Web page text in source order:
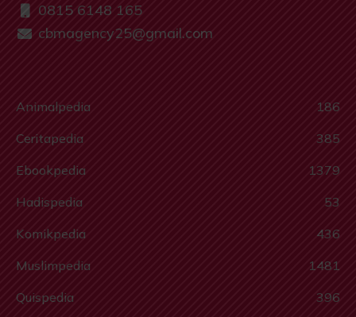
0815 6148 165
cbmagency25@gmail.com
Animalpedia
186
Ceritapedia
385
Ebookpedia
1379
Hadispedia
53
Komikpedia
436
Muslimpedia
1481
Quispedia
396